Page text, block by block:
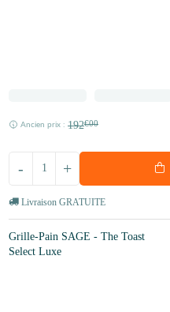
Ancien prix : 192€00
+
-
Livraison GRATUITE
Grille-Pain SAGE - The Toast
Select Luxe